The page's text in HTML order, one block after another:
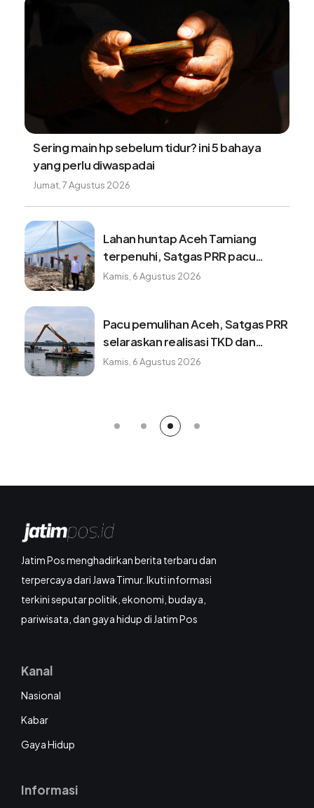
Sering main hp sebelum tidur? ini 5 bahaya
yang perlu diwaspadai
Jumat, 7 Agustus 2026
Lahan huntap Aceh Tamiang
terpenuhi, Satgas PRR pacu
penyelesaian fasilitas pendukung
Kamis, 6 Agustus 2026
Pacu pemulihan Aceh, Satgas PRR
selaraskan realisasi TKD dan
program K/L
Kamis, 6 Agustus 2026
Jatim Pos menghadirkan berita terbaru dan
terpercaya dari Jawa Timur. Ikuti informasi
terkini seputar politik, ekonomi, budaya,
pariwisata, dan gaya hidup di Jatim Pos
Kanal
Nasional
Kabar
Gaya Hidup
Informasi